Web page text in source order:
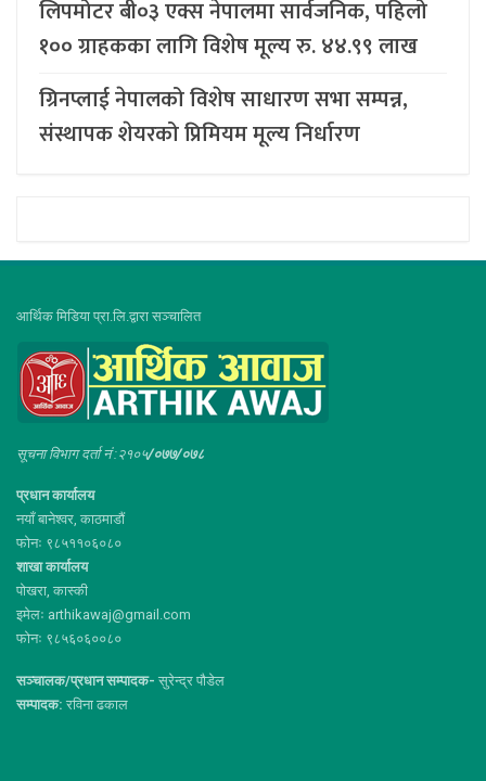
लिपमोटर बी०३ एक्स नेपालमा सार्वजनिक, पहिलो
१०० ग्राहकका लागि विशेष मूल्य रु. ४४.९९ लाख
ग्रिनप्लाई नेपालको विशेष साधारण सभा सम्पन्न,
संस्थापक शेयरको प्रिमियम मूल्य निर्धारण
आर्थिक मिडिया प्रा.लि.द्वारा सञ्चालित
सूचना विभाग दर्ता नं :२१०५/०७७/०७८
प्रधान कार्यालय
नयाँ बानेश्वर, काठमाडौं
फोनः ९८५११०६०८०
शाखा कार्यालय
पोखरा, कास्की
इमेलः arthikawaj@gmail.com
फोनः ९८५६०६००८०
सञ्चालक/प्रधान सम्पादक- सुरेन्द्र पौडेल
सम्पादक: रविना ढकाल